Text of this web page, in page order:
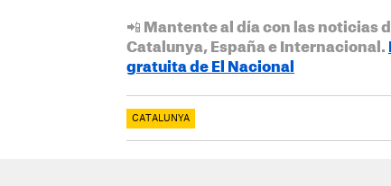
📲 Mantente al día con las noticias
Catalunya, España e Internacional.
gratuita de El Nacional
CATALUNYA